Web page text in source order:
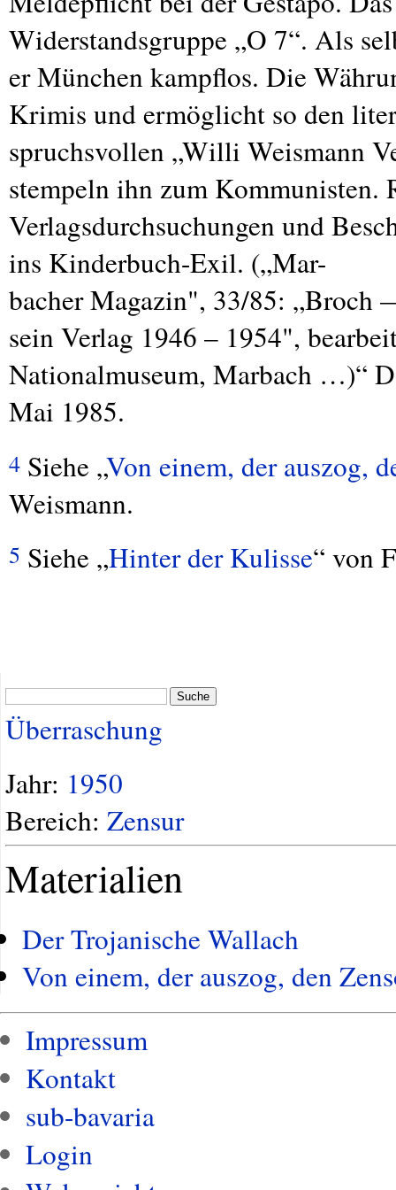
Widerstandsgruppe „O 7“. Als
er München kampflos. Die
Krimis und ermöglicht so den
spruchsvollen „Willi Weismann
stempeln ihn zum Kommunisten.
Verlagsdurchsuchungen und
ins Kinderbuch-Exil. („Mar-
bacher Magazin", 33/85:
sein Verlag 1946 – 1954",
Nationalmuseum, Marbach …)“
Mai 1985.
4 Siehe „Von einem, der auszog,
Weismann.
5 Siehe „Hinter der Kulisse“ von
Suche
Überraschung
Jahr: 1950
Bereich: Zensur
Materialien
Der Trojanische Wallach
Von einem, der auszog, den
Impressum
Kontakt
sub-bavaria
Login